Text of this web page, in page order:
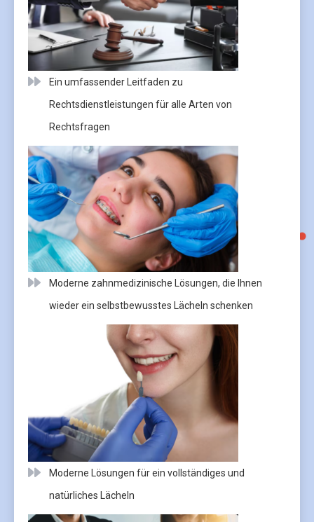
Ein umfassender Leitfaden zu
Rechtsdienstleistungen für alle Arten von
Rechtsfragen
Moderne zahnmedizinische Lösungen, die Ihnen
wieder ein selbstbewusstes Lächeln schenken
Moderne Lösungen für ein vollständiges und
natürliches Lächeln